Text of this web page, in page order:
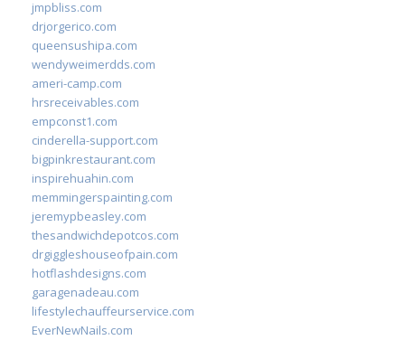
jmpbliss.com
drjorgerico.com
queensushipa.com
wendyweimerdds.com
ameri-camp.com
hrsreceivables.com
empconst1.com
cinderella-support.com
bigpinkrestaurant.com
inspirehuahin.com
memmingerspainting.com
jeremypbeasley.com
thesandwichdepotcos.com
drgiggleshouseofpain.com
hotflashdesigns.com
garagenadeau.com
lifestylechauffeurservice.com
EverNewNails.com